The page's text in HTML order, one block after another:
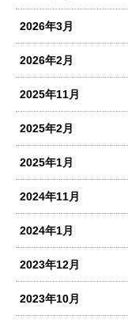
2026年3月
2026年2月
2025年11月
2025年2月
2025年1月
2024年11月
2024年1月
2023年12月
2023年10月